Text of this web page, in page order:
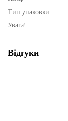
Тип упаковки
Увага!
Відгуки